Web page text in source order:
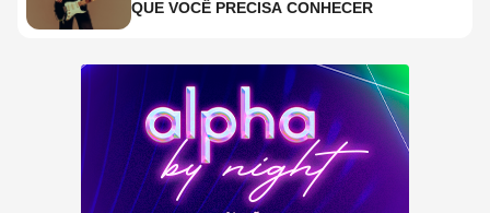
QUE VOCÊ PRECISA CONHECER